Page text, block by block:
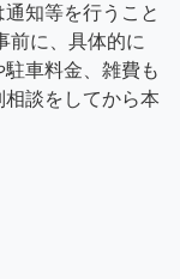
知等を行うこと
前に、具体的に
車料金、雑費も
談をしてから本